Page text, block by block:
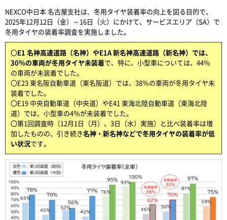
NEXCO中日本 名古屋支社は、冬用タイヤ装着率の向上を図る目的で、
2025年12月12日（金）～16日（火）にかけて、サービスエリア（SA）で
冬用タイヤの装着率調査を実施しました。
〇E1 名神高速道路（名神）やE1A 新名神高速道路（新名神）では、
30％の車両が冬用タイヤ未装着で、特に、小型車については、44％
の車両が未装着でした。
〇E23 東名阪自動車道（東名阪道）では、38％の車両が冬用タイヤ未
装着でした。
〇E19 中央自動車道（中央道）やE41 東海北陸自動車道（東海北陸
道）では、小型車の4％が未装着でした。
〇第1回調査時（12月1日（月）、3日（水）実施）と比べ装着率は増
加したものの、引き続き名神・新名神などで冬用タイヤの装着率が低
い状況です。